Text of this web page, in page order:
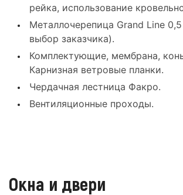
рейка, использование
Металлочерепица Grand Line
выбор заказчика).
Комплектующие, мембрана,
Карнизная ветровые планки.
Чердачная лестница Факро.
Вентиляционные проходы.
Окна и двери